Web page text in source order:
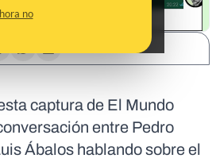
no
captura de El Mundo
entre Pedro
Ábalos hablando sobre el